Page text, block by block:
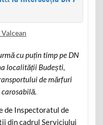
cu puțin timp pe DN
localității Budești,
de mărfuri
de Inspectoratul de
din cadrul Serviciului